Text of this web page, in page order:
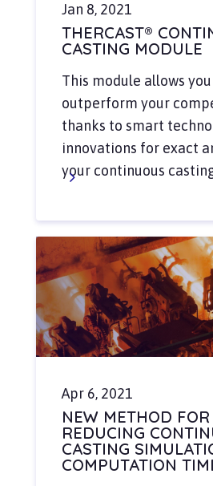
Jan 8, 2021
THERCAST®
CASTING MODULE
This module allows
outperform your
thanks to smart
innovations for exact
your continuous
Apr 6, 2021
NEW METHOD FOR
REDUCING
CASTING
COMPUTATION